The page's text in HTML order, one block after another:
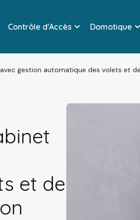
Contrôle d'Accès Domotique
gestion automatique des volets et
et de